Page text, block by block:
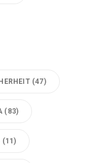
(47)
(83)
(11)